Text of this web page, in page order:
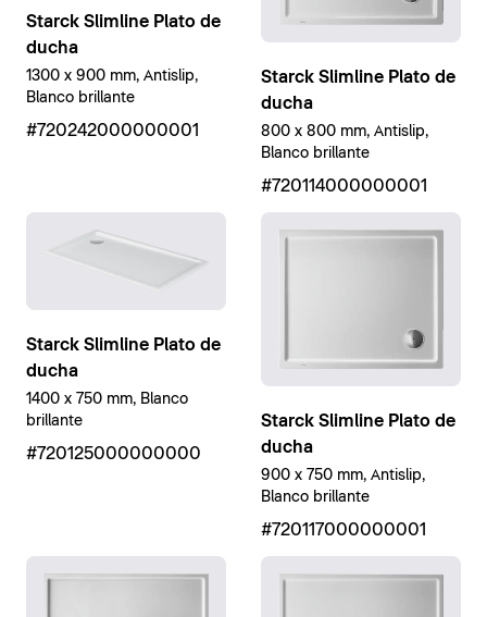
Starck Slimline Plato de
ducha
1300 x 900 mm, Antislip,
Blanco brillante
#720242000000001
Starck Slimline Plato de
ducha
800 x 800 mm, Antislip,
Blanco brillante
#720114000000001
Starck Slimline Plato de
ducha
1400 x 750 mm, Blanco
brillante
#720125000000000
Starck Slimline Plato de
ducha
900 x 750 mm, Antislip,
Blanco brillante
#720117000000001